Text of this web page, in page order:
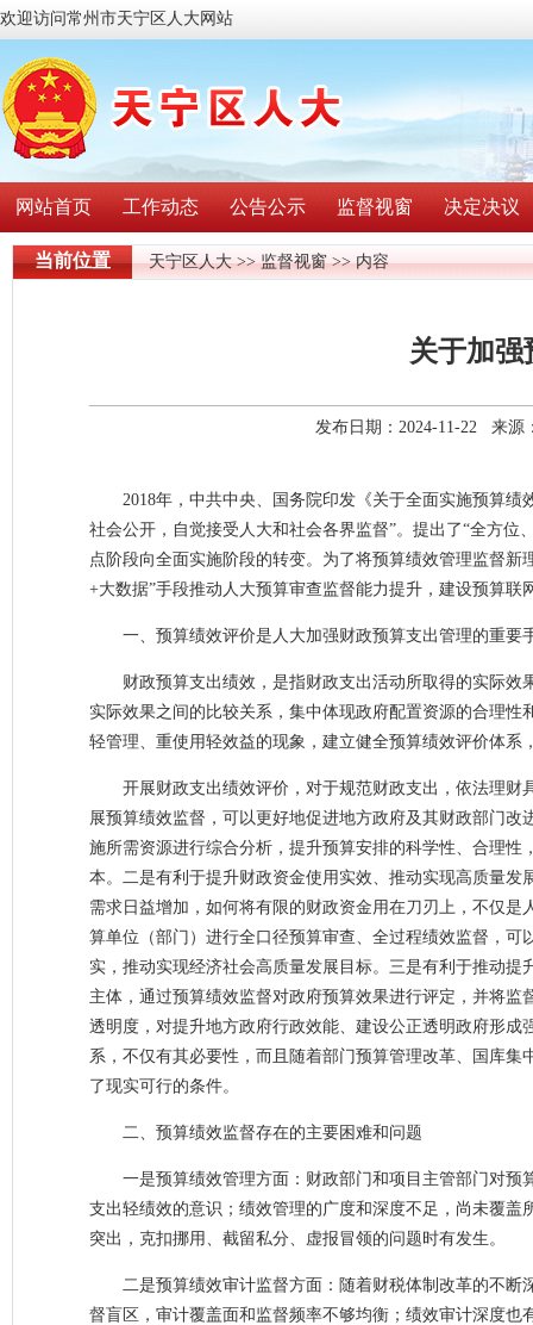
欢迎访问常州市天宁区人大网站
网站首页 工作动态 公告公示 监督视窗 决定决议
当前位置 天宁区人大>>监督视窗>> 内容
关于加强
发布日期：2024-11-22 来源
2018年，中共中央、国务院印发《关于全面实施预算
社会公开，自觉接受人大和社会各界监督”。提出了“全方
点阶段向全面实施阶段的转变。为了将预算绩效管理监督
+大数据”手段推动人大预算审查监督能力提升，建设预算
一、预算绩效评价是人大加强财政预算支出管理的重要
财政预算支出绩效，是指财政支出活动所取得的实际
实际效果之间的比较关系，集中体现政府配置资源的合理
轻管理、重使用轻效益的现象，建立健全预算绩效评价体
开展财政支出绩效评价，对于规范财政支出，依法理
展预算绩效监督，可以更好地促进地方政府及其财政部门
施所需资源进行综合分析，提升预算安排的科学性、合理
本。二是有利于提升财政资金使用实效、推动实现高质量
需求日益增加，如何将有限的财政资金用在刀刃上，不仅
算单位（部门）进行全口径预算审查、全过程绩效监督，
实，推动实现经济社会高质量发展目标。三是有利于推动
主体，通过预算绩效监督对政府预算效果进行评定，并将
透明度，对提升地方政府行政效能、建设公正透明政府形
系，不仅有其必要性，而且随着部门预算管理改革、国库
了现实可行的条件。
二、预算绩效监督存在的主要困难和问题
一是预算绩效管理方面：财政部门和项目主管部门对
支出轻绩效的意识；绩效管理的广度和深度不足，尚未覆
突出，克扣挪用、截留私分、虚报冒领的问题时有发生。
二是预算绩效审计监督方面：随着财税体制改革的不
督盲区，审计覆盖面和监督频率不够均衡；绩效审计深度